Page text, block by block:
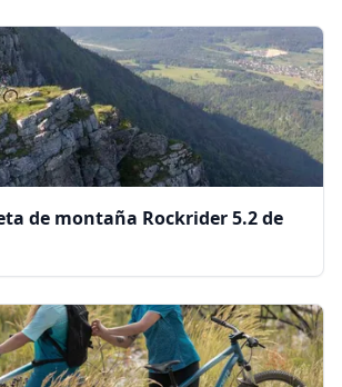
de montaña Rockrider 5.2 de